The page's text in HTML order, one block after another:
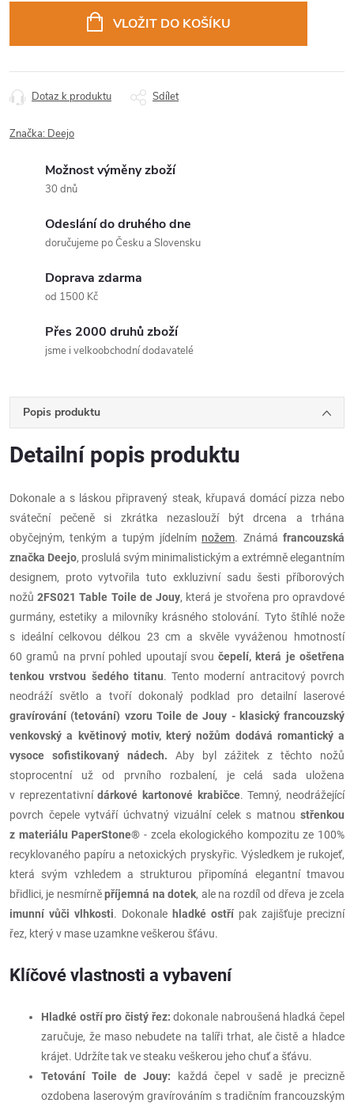
VLOŽIT DO KOŠÍKU
Dotaz k produktu Sdílet
Značka: Deejo
Možnost výměny zboží
30 dnů
Odeslání do druhého dne
doručujeme po Česku a Slovensku
Doprava zdarma
od 1500 Kč
Přes 2000 druhů zboží
jsme i velkoobchodní dodavatelé
Popis produktu
Detailní popis produktu
Dokonale a s láskou připravený steak, křupavá domácí pizza nebo
sváteční pečeně si zkrátka nezaslouží být drcena a trhána
obyčejným, tenkým a tupým jídelním nožem. Známáfrancouzská
značka Deejo, proslulá svým minimalistickým a extrémně elegantním
designem, proto vytvořila tuto exkluzivní sadu šesti příborových
nožů2FS021 Table Toile de Jouy, která je stvořena pro opravdové
gurmány, estetiky a milovníky krásného stolování. Tyto štíhlé nože
s ideální celkovou délkou 23 cm a skvěle vyváženou hmotností
60 gramů na první pohled upoutají svoučepelí, která je ošetřena
tenkou vrstvou šedého titanu. Tento moderní antracitový povrch
neodráží světlo a tvoří dokonalý podklad pro detailní laserové
gravírování (tetování) vzoru Toile de Jouy - klasický francouzský
venkovský a květinový motiv, který nožům dodává romantický a
vysoce sofistikovaný nádech. Aby byl zážitek z těchto nožů
stoprocentní už od prvního rozbalení, je celá sada uložena
v reprezentativnídárkové kartonové krabičce. Temný, neodrážející
povrch čepele vytváří úchvatný vizuální celek s matnou střenkou
z materiálu PaperStone® - zcela ekologického kompozitu ze 100%
recyklovaného papíru a netoxických pryskyřic. Výsledkem je rukojeť,
která svým vzhledem a strukturou připomíná elegantní tmavou
břidlici, je nesmírněpříjemná na dotek, ale na rozdíl od dřeva je zcela
imunní vůči vlhkosti. Dokonale hladké ostří pak zajišťuje precizní
řez, který v mase uzamkne veškerou šťávu.
Klíčové vlastnosti a vybavení
Hladké ostří pro čistý řez: dokonale nabroušená hladká čepel
zaručuje, že maso nebudete na talíři trhat, ale čistě a hladce
krájet. Udržíte tak ve steaku veškerou jeho chuť a šťávu.
Tetování Toile de Jouy: každá čepel v sadě je precizně
ozdobena laserovým gravírováním s tradičním francouzským